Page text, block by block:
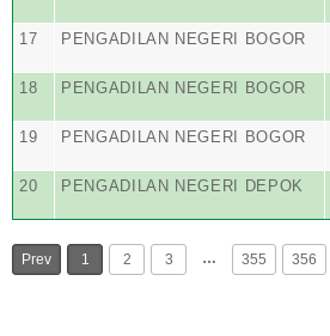
17 PENGADILAN NEGERI BOGOR
18 PENGADILAN NEGERI BOGOR
19 PENGADILAN NEGERI BOGOR
20 PENGADILAN NEGERI DEPOK
Prev 1 2 3 … 355 356